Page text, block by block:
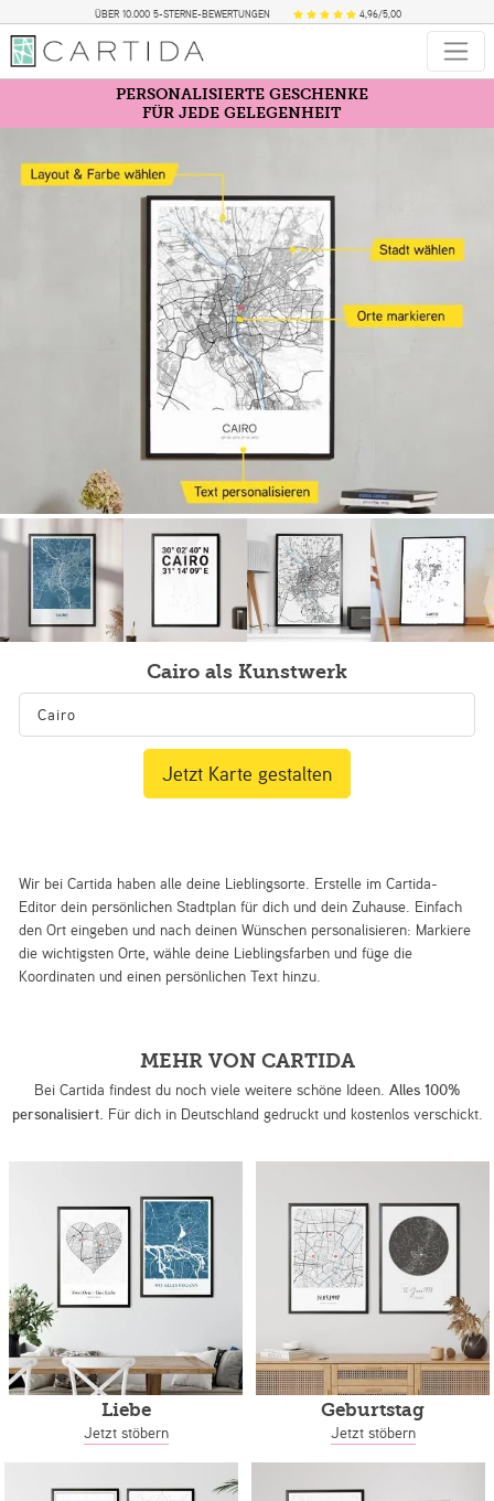
ÜBER 10.000 5-STERNE-BEWERTUNGEN 4,96/5,00
PERSONALISIERTE GESCHENKE
FÜR JEDE GELEGENHEIT
Cairo als Kunstwerk
Wir bei Cartida haben alle deine Lieblingsorte. Erstelle im Cartida-
Editor dein persönlichen Stadtplan für dich und dein Zuhause. Einfach
den Ort eingeben und nach deinen Wünschen personalisieren: Markiere
die wichtigsten Orte, wähle deine Lieblingsfarben und füge die
Koordinaten und einen persönlichen Text hinzu.
Jetzt Karte gestalten
MEHR VON CARTIDA
Bei Cartida findest du noch viele weitere schöne Ideen. Alles 100%
personalisiert. Für dich in Deutschland gedruckt und kostenlos verschickt.
Liebe
Jetzt stöbern
Geburtstag
Jetzt stöbern